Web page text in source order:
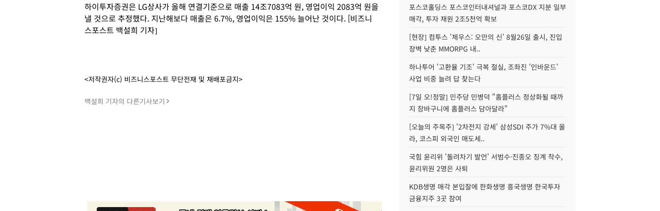
하이투자증권은 LG상사가 올해 연결기준으로 매출 14조7083억 원, 영업이익 2083억 원을
낼 것으로 추정했다. 지난해보다 매출은 6.7%, 영업이익은 155% 늘어난 것이다. [비즈니
스포스트 백설희 기자]
<저작권자(c) 비즈니스포스트 무단전재 및 재배포금지>
백설희 기자의 다른기사보기
포스코홀딩스 포스코인터내셔널과 포스코DX 지분 일부
매각, 투자 재원 2조5천억 확보
[현장] 컴투스 '제우스: 오만의 신' 8월26일 출시, 진입
장벽 낮춘 MMORPG 내..
하나투어 '고환율 기조' 극복 절실, 조좌진 '인바운드'
사업 비중 늘려 답 찾는다
[7일 오!정말] 민주당 민병덕 "홈플러스 정상화될 때까
지 장바구니에 홈플러스 담아달라"
[오늘의 주목주] '2차전지 강세' 삼성SDI 주가 7%대 올
라, 코스피 외국인 매도세..
국힘 윤리위 '돌려차기 발언' 서범수·진종오 징계 착수,
윤리위원 2명은 사퇴
KDB생명 매각 본입찰에 한화생명 흥국생명 한국투자
금융지주 3곳 참여